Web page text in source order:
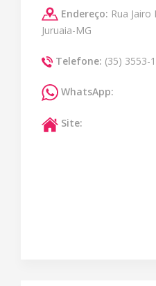
Endereço: Rua
Juruaia-MG
Telefone: (35) 3553-
WhatsApp:
Site: